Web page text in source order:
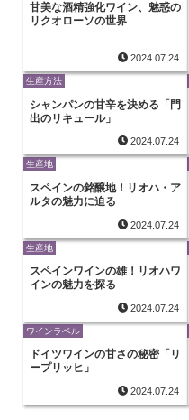
甘美な酒精強化ワイン、魅惑の
リクオローソの世界
2024.07.24
生産方法
シャンパンの甘辛を決める「門
出のリキュール」
2024.07.24
生産地
スペインの銘醸地！リオハ・ア
ルタの魅力に迫る
2024.07.24
生産地
スペインワインの雄！リオハワ
インの魅力を探る
2024.07.24
ワインラベル
ドイツワインの甘さの秘密「リ
ープリッヒ」
2024.07.24